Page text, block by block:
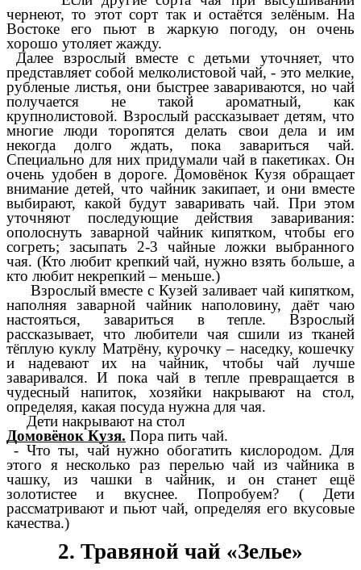
чернеют, то этот сорт так и остаётся зелёным. На
Востоке его пьют в жаркую погоду, он очень
хорошо утоляет жажду.
Далее взрослый вместе с детьми уточняет, что
представляет собой мелколистовой чай, - это мелкие,
рубленые листья, они быстрее завариваются, но чай
получается не такой ароматный, как
крупнолистовой. Взрослый рассказывает детям, что
многие люди торопятся делать свои дела и им
некогда долго ждать, пока завариться чай.
Специально для них придумали чай в пакетиках. Он
очень удобен в дороге. Домовёнок Кузя обращает
внимание детей, что чайник закипает, и они вместе
выбирают, какой будут заваривать чай. При этом
уточняют последующие действия заваривания:
ополоснуть заварной чайник кипятком, чтобы его
согреть; засыпать 2-3 чайные ложки выбранного
чая. (Кто любит крепкий чай, нужно взять больше, а
кто любит некрепкий – меньше.)
Взрослый вместе с Кузей заливает чай кипятком,
наполняя заварной чайник наполовину, даёт чаю
настояться, завариться в тепле. Взрослый
рассказывает, что любители чая сшили из тканей
тёплую куклу Матрёну, курочку – наседку, кошечку
и надевают их на чайник, чтобы чай лучше
заваривался. И пока чай в тепле превращается в
чудесный напиток, хозяйки накрывают на стол,
определяя, какая посуда нужна для чая.
Дети накрывают на стол
Домовёнок Кузя. Пора пить чай.
- Что ты, чай нужно обогатить кислородом. Для
этого я несколько раз перелью чай из чайника в
чашку, из чашки в чайник, и он станет ещё
золотистее и вкуснее. Попробуем? ( Дети
рассматривают и пьют чай, определяя его вкусовые
качества.)
2. Травяной чай «Зелье»